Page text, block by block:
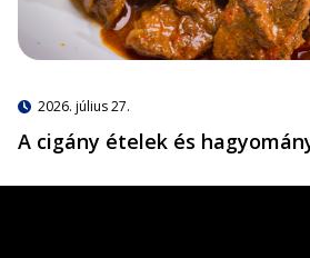
2026. július 27.
A cigány ételek és